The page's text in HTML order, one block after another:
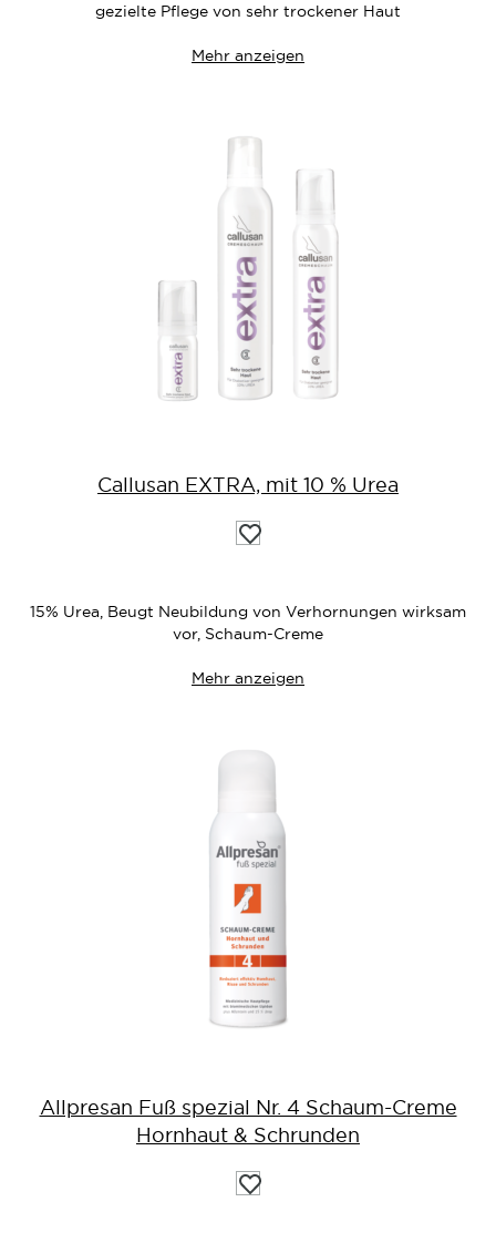
gezielte Pflege von sehr trockener Haut
Mehr anzeigen
Callusan EXTRA, mit 10 % Urea
Auf
die
15% Urea, Beugt Neubildung von Verhornungen wirksam
vor, Schaum-Creme
Mehr anzeigen
Allpresan Fuß spezial Nr. 4 Schaum-Creme
Hornhaut & Schrunden
Auf
die